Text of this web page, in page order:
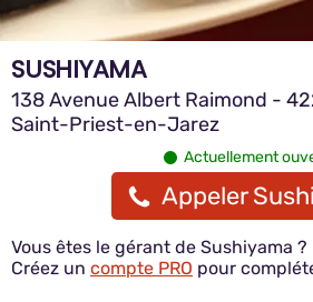
SUSHIYAMA
138 Avenue Albert Raimond -
Saint-Priest-en-Jarez
Actuellement
Appeler
Vous êtes le gérant de Sushiyama ?
Créez un compte PRO pour